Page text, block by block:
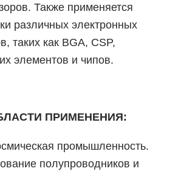
Также применяется
различных электронных
таких как BGA, CSP,
элементов и чипов.
ПРИМЕНЕНИЯ:
промышленность.
полупроводников и